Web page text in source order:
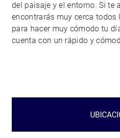
del paisaje y el entorno. Si te
encontrarás muy cerca todos
para hacer muy cómodo tu
cuenta con un rápido y